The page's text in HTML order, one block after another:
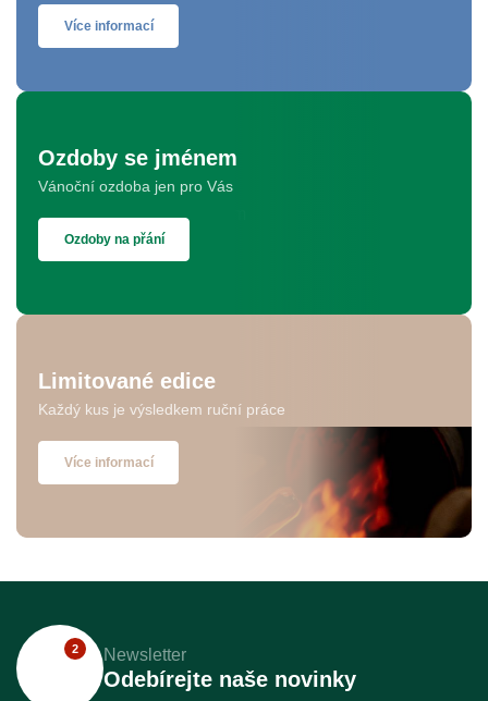
Více informací
Ozdoby se jménem
Vánoční ozdoba jen pro Vás
Ozdoby na přání
Limitované edice
Každý kus je výsledkem ruční práce
Více informací
2 Newsletter
Odebírejte naše novinky